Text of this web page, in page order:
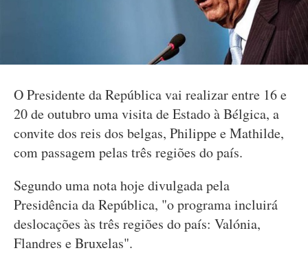
O Presidente da República vai realizar entre 16 e
20 de outubro uma visita de Estado à Bélgica, a
convite dos reis dos belgas, Philippe e Mathilde,
com passagem pelas três regiões do país.
Segundo uma nota hoje divulgada pela
Presidência da República, "o programa incluirá
deslocações às três regiões do país: Valónia,
Flandres e Bruxelas".